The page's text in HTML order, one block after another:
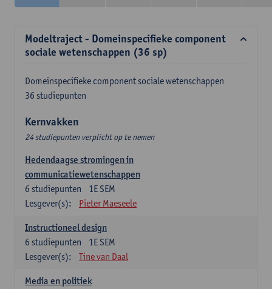
Modeltraject - Domeinspecifieke component
sociale wetenschappen (36 sp)
Domeinspecifieke component sociale wetenschappen
36 studiepunten
Kernvakken
24 studiepunten verplicht op te nemen
Hedendaagse stromingen in
communicatiewetenschappen
1E SEM
6 studiepunten
Lesgever(s):
Pieter Maeseele
Instructioneel design
1E SEM
6 studiepunten
Lesgever(s):
Tine van Daal
Media en politiek